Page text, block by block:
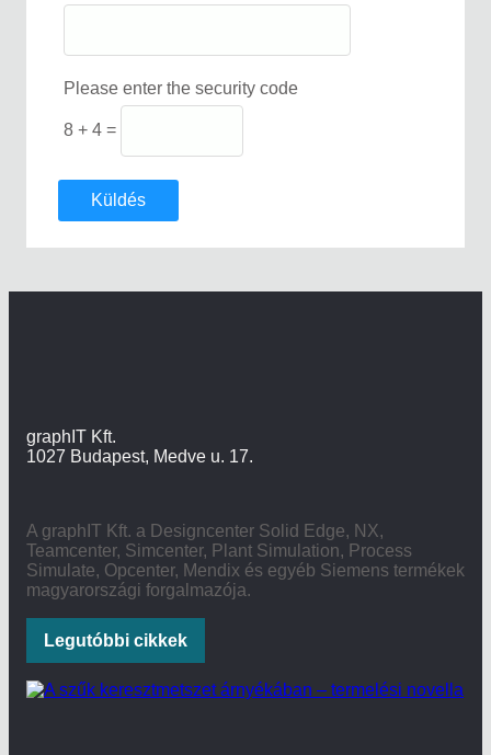
Please enter the security code
8 + 4 =
Küldés
graphIT Kft.
1027 Budapest, Medve u. 17.
A graphIT Kft. a Designcenter Solid Edge, NX,
Teamcenter, Simcenter, Plant Simulation, Process
Simulate, Opcenter, Mendix és egyéb Siemens termékek
magyarországi forgalmazója.
Legutóbbi cikkek